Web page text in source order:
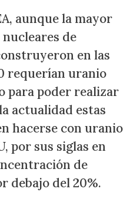
aunque la mayor
de
en las
requerían uranio
para poder realizar
actualidad estas
hacerse con uranio
por sus siglas en
de
debajo del 20%.